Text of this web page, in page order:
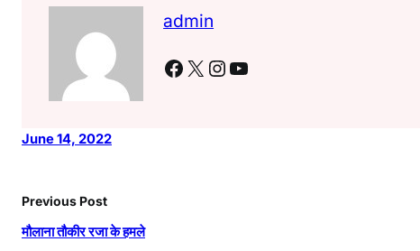
admin
Facebook X Instagram YouTube
June 14, 2022
Previous Post
मौलाना तौकीर रजा के हमले